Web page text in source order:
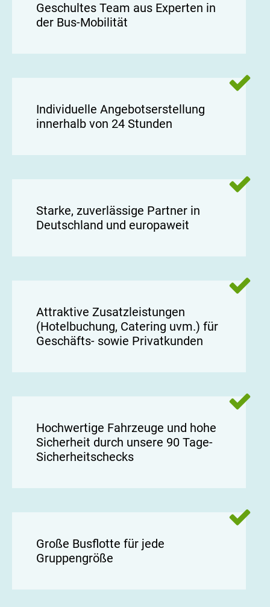
Geschultes Team aus Experten in
der Bus-Mobilität
Individuelle Angebotserstellung
innerhalb von 24 Stunden
Starke, zuverlässige Partner in
Deutschland und europaweit
Attraktive Zusatzleistungen
(Hotelbuchung, Catering uvm.) für
Geschäfts- sowie Privatkunden
Hochwertige Fahrzeuge und hohe
Sicherheit durch unsere 90 Tage-
Sicherheitschecks
Große Busflotte für jede
Gruppengröße